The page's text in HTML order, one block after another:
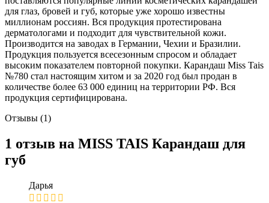
для глаз, бровей и губ, которые уже хорошо известны
миллионам россиян. Вся продукция протестирована
дерматологами и подходит для чувствительной кожи.
Производится на заводах в Германии, Чехии и Бразилии.
Продукция пользуется всесезонным спросом и обладает
высоким показателем повторной покупки. Карандаш Miss Tais
№780 стал настоящим хитом и за 2020 год был продан в
количестве более 63 000 единиц на территории РФ. Вся
продукция сертифицирована.
Отзывы (1)
1 отзыв на MISS TAIS Карандаш для
губ
Дарья